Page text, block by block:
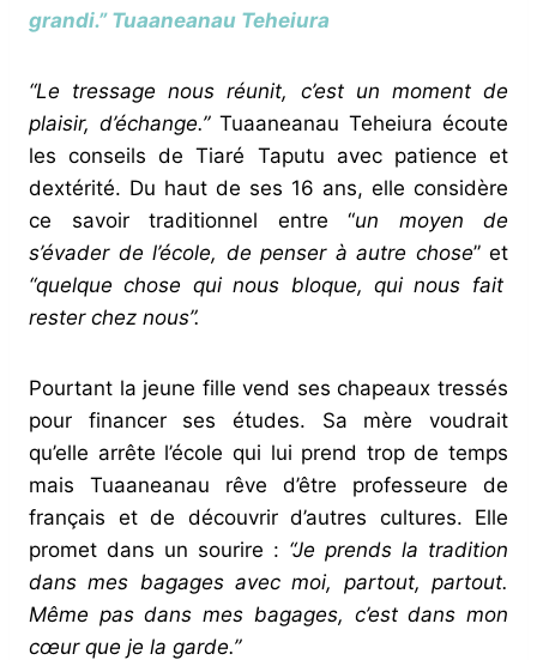
grandi.” Tuaaneanau Teheiura
“Le tressage nous réunit, c’est un moment de
plaisir, d’échange.”Tuaaneanau Teheiura écoute
les conseils de Tiaré Taputu avec patience et
dextérité. Du haut de ses 16 ans, elle considère
ce savoir traditionnel entre “un moyen de
s’évader de l’école, de penser à autre chose” et
“quelque chose qui nous bloque, qui nous fait
rester chez nous”.
Pourtant la jeune fille vend ses chapeaux tressés
pour financer ses études. Sa mère voudrait
qu’elle arrête l’école qui lui prend trop de temps
mais Tuaaneanau rêve d’être professeure de
français et de découvrir d’autres cultures. Elle
promet dans un sourire : “Je prends la tradition
dans mes bagages avec moi, partout, partout.
Même pas dans mes bagages, c’est dans mon
cœur que je la garde.”